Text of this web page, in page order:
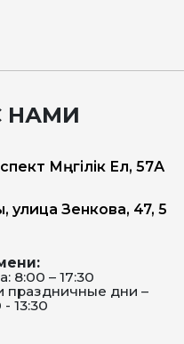
НАМИ
Мәңгілік Ел, 57А
улица Зенкова, 47, 5
8:00 – 17:30
13:30